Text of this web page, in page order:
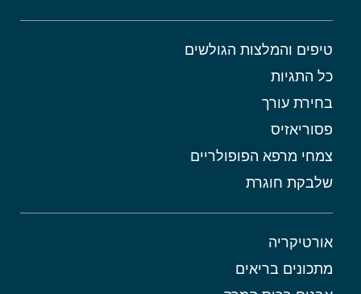
טיפים והמלצות הגולשים
כל התגיות
בחירת עורך
פסוריאזיס
צמחי מרפא הפופולריים
שלבקת חוגרת
אורטיקריה
מתכונים בריאים